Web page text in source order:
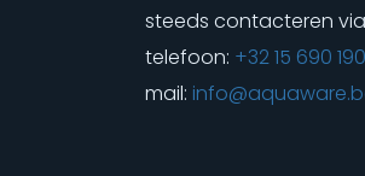
steeds contacteren via
telefoon: +32 15 690 190
mail: